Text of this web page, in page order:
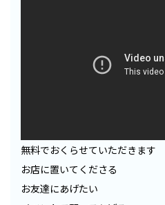
無料でおくらせていただきます
お店に置いてくださる
お友達にあげたい